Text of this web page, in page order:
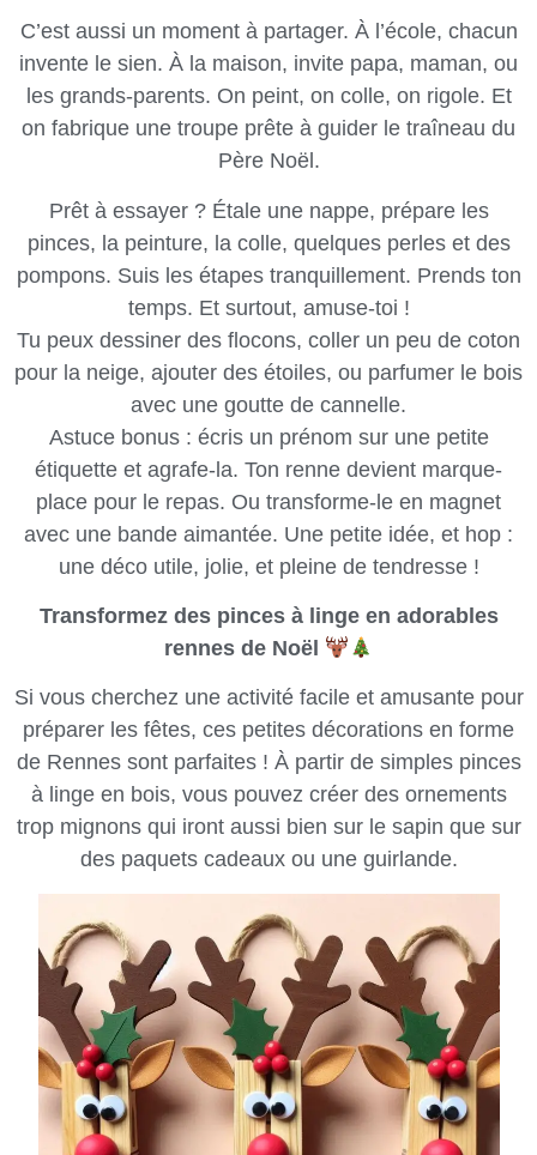
C’est aussi un moment à partager. À l’école, chacun
invente le sien. À la maison, invite papa, maman, ou
les grands-parents. On peint, on colle, on rigole. Et
on fabrique une troupe prête à guider le traîneau du
Père Noël.
Prêt à essayer ? Étale une nappe, prépare les
pinces, la peinture, la colle, quelques perles et des
pompons. Suis les étapes tranquillement. Prends ton
temps. Et surtout, amuse-toi !
Tu peux dessiner des flocons, coller un peu de coton
pour la neige, ajouter des étoiles, ou parfumer le bois
avec une goutte de cannelle.
Astuce bonus : écris un prénom sur une petite
étiquette et agrafe-la. Ton renne devient marque-
place pour le repas. Ou transforme-le en magnet
avec une bande aimantée. Une petite idée, et hop :
une déco utile, jolie, et pleine de tendresse !
Transformez des pinces à linge en adorables
rennes de Noël
Si vous cherchez une activité facile et amusante pour
préparer les fêtes, ces petites décorations en forme
de Rennes sont parfaites ! À partir de simples pinces
à linge en bois, vous pouvez créer des ornements
trop mignons qui iront aussi bien sur le sapin que sur
des paquets cadeaux ou une guirlande.